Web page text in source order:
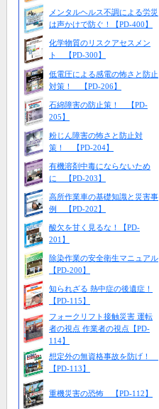
メンタルヘルス不調による労災
は声かけで防ぐ！【PD-400】
化学物質のリスクアセスメン
ト 【PD-300】
低電圧による感電の怖さと防止
対策！ 【PD-206】
石綿障害の防止策！ 【PD-
205】
粉じん障害の怖さと防止対
策！ 【PD-204】
有機溶剤中毒にならないため
に 【PD-203】
高所作業車の基礎知識と災害事
例 【PD-202】
酸欠を甘く見るな！【PD-
201】
除染作業の安全衛生マニュアル
【PD-200】
知られざる 熱中症の後遺症！
【PD-115】
フォークリフト接触災害 運転
者の視点 作業者の視点【PD-
114】
想定外の無資格事故を防げ！
【PD-113】
重機災害の恐怖 【PD-112】